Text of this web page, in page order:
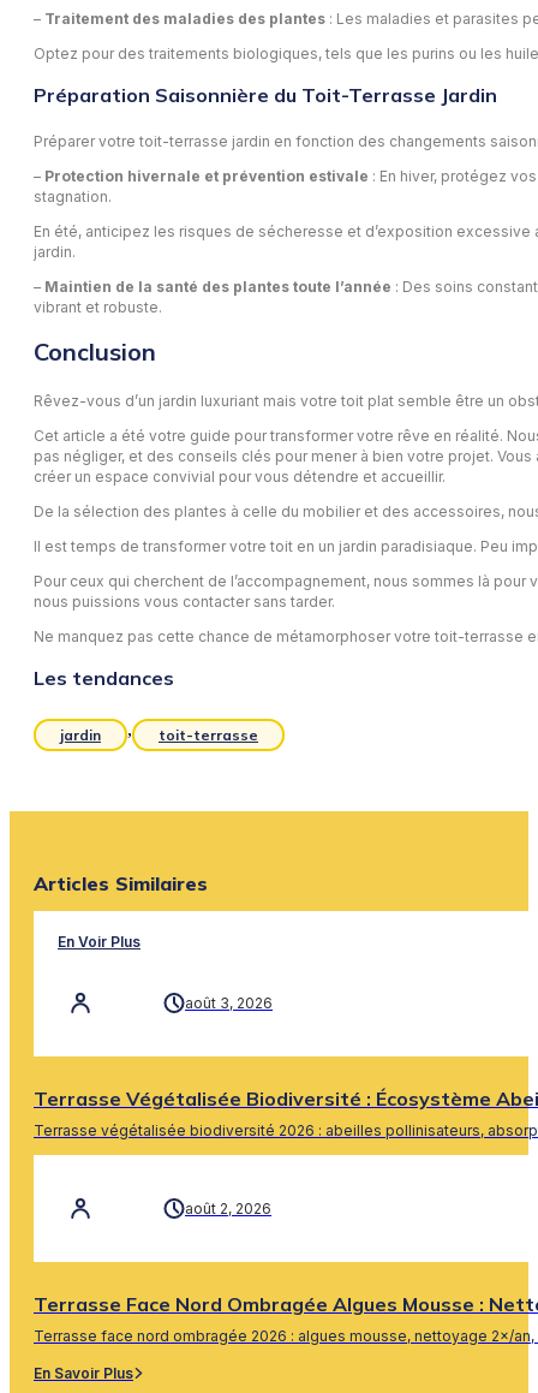
– Traitement des maladies des plantes : Les maladies et parasites
Optez pour des traitements biologiques, tels que les purins ou les
Préparation Saisonnière du Toit-Terrasse Jardin
Préparer votre toit-terrasse jardin en fonction des changements
– Protection hivernale et prévention estivale : En hiver, protégez
stagnation.
En été, anticipez les risques de sécheresse et d’exposition
jardin.
– Maintien de la santé des plantes toute l’année : Des soins
vibrant et robuste.
Conclusion
Rêvez-vous d’un jardin luxuriant mais votre toit plat semble être un
Cet article a été votre guide pour transformer votre rêve en réalité.
pas négliger, et des conseils clés pour mener à bien votre projet.
créer un espace convivial pour vous détendre et accueillir.
De la sélection des plantes à celle du mobilier et des accessoires,
Il est temps de transformer votre toit en un jardin paradisiaque. Peu
Pour ceux qui cherchent de l’accompagnement, nous sommes là
nous puissions vous contacter sans tarder.
Ne manquez pas cette chance de métamorphoser votre toit-terrasse
Les tendances
jardin , toit-terrasse
Articles Similaires
En Voir Plus
août 3, 2026
Terrasse Végétalisée Biodiversité : Écosystème
Terrasse végétalisée biodiversité 2026 : abeilles pollinisateurs,
août 2, 2026
Terrasse Face Nord Ombragée Algues Mousse :
Terrasse face nord ombragée 2026 : algues mousse, nettoyage 2×/
En Savoir Plus